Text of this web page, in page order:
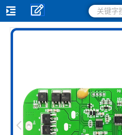
跳
至
搜
索